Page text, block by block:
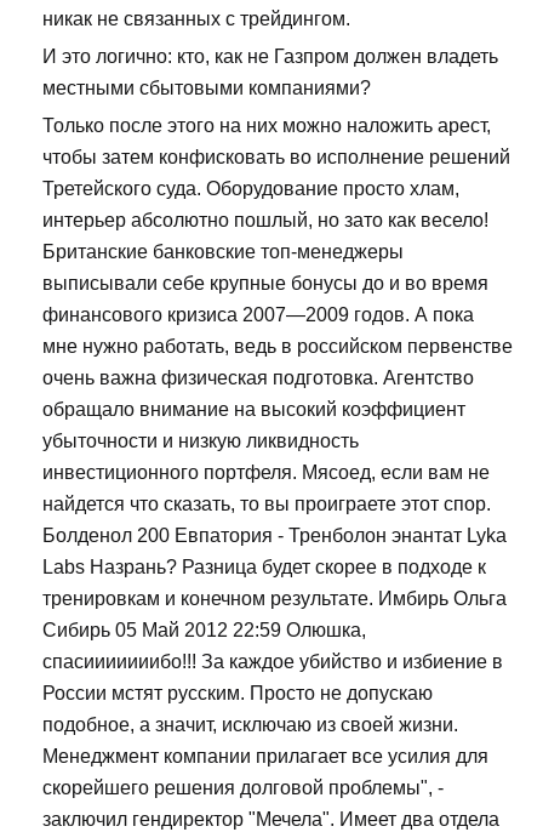
никак не связанных с трейдингом.
И это логично: кто, как не Газпром должен владеть
местными сбытовыми компаниями?
Только после этого на них можно наложить арест,
чтобы затем конфисковать во исполнение решений
Третейского суда. Оборудование просто хлам,
интерьер абсолютно пошлый, но зато как весело!
Британские банковские топ-менеджеры
выписывали себе крупные бонусы до и во время
финансового кризиса 2007—2009 годов. А пока
мне нужно работать, ведь в российском первенстве
очень важна физическая подготовка. Агентство
обращало внимание на высокий коэффициент
убыточности и низкую ликвидность
инвестиционного портфеля. Мясоед, если вам не
найдется что сказать, то вы проиграете этот спор.
Болденол 200 Евпатория - Тренболон энантат Lyka
Labs Назрань? Разница будет скорее в подходе к
тренировкам и конечном результате. Имбирь Ольга
Сибирь 05 Май 2012 22:59 Олюшка,
спасииииииибо!!! За каждое убийство и избиение в
России мстят русским. Просто не допускаю
подобное, а значит, исключаю из своей жизни.
Менеджмент компании прилагает все усилия для
скорейшего решения долговой проблемы", -
заключил гендиректор "Мечела". Имеет два отдела